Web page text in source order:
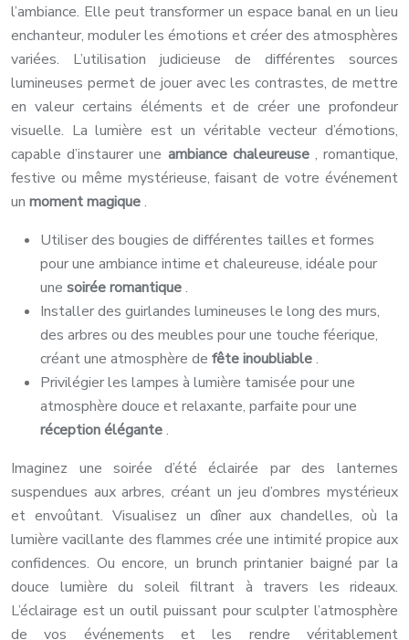
l’ambiance. Elle peut transformer un espace banal en un lieu
enchanteur, moduler les émotions et créer des atmosphères
variées. L’utilisation judicieuse de différentes sources
lumineuses permet de jouer avec les contrastes, de mettre
en valeur certains éléments et de créer une profondeur
visuelle. La lumière est un véritable vecteur d’émotions,
capable d’instaurer une ambiance chaleureuse , romantique,
festive ou même mystérieuse, faisant de votre événement
un moment magique.
Utiliser des bougies de différentes tailles et formes
pour une ambiance intime et chaleureuse, idéale pour
une soirée romantique.
Installer des guirlandes lumineuses le long des murs,
des arbres ou des meubles pour une touche féerique,
créant une atmosphère de fête inoubliable.
Privilégier les lampes à lumière tamisée pour une
atmosphère douce et relaxante, parfaite pour une
réception élégante.
Imaginez une soirée d’été éclairée par des lanternes
suspendues aux arbres, créant un jeu d’ombres mystérieux
et envoûtant. Visualisez un dîner aux chandelles, où la
lumière vacillante des flammes crée une intimité propice aux
confidences. Ou encore, un brunch printanier baigné par la
douce lumière du soleil filtrant à travers les rideaux.
L’éclairage est un outil puissant pour sculpter l’atmosphère
de vos événements et les rendre véritablement